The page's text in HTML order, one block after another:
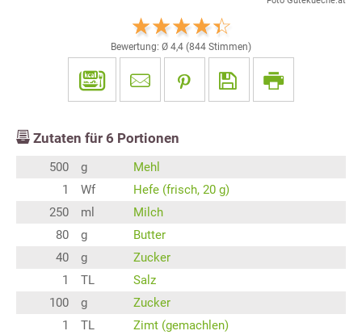
Bewertung: Ø 4,4 (844 Stimmen)
Zutaten für 6 Portionen
500 g
Mehl
1
Wf
Hefe (frisch, 20 g)
250
ml
Milch
80
g
Butter
40
g
Zucker
1
TL
Salz
100
g
Zucker
1
TL Zimt (gemachlen)